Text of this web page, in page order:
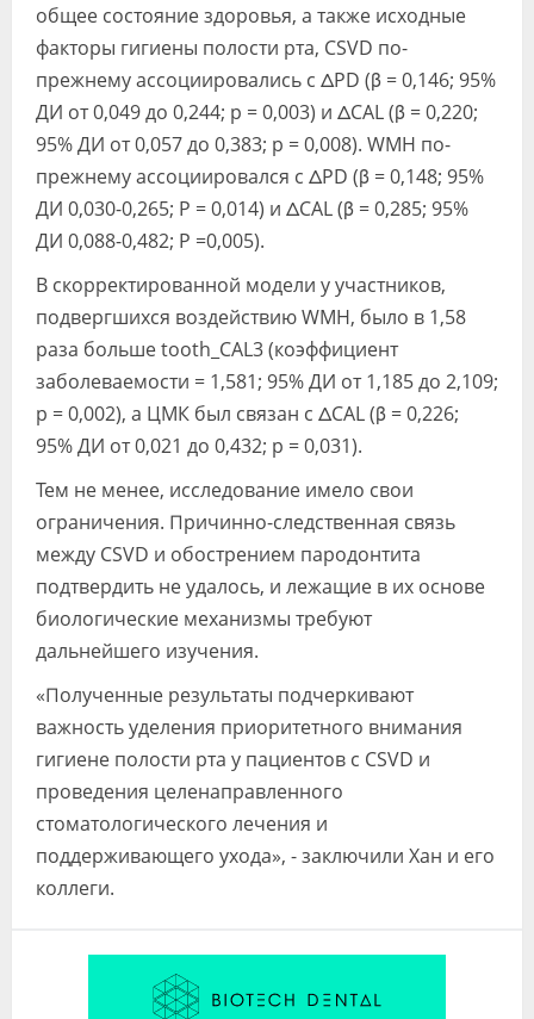
общее состояние здоровья, а также исходные
факторы гигиены полости рта, CSVD по-
прежнему ассоциировались с ΔPD (β = 0,146; 95%
ДИ от 0,049 до 0,244; p = 0,003) и ΔCAL (β = 0,220;
95% ДИ от 0,057 до 0,383; p = 0,008). WMH по-
прежнему ассоциировался с ΔPD (β = 0,148; 95%
ДИ 0,030-0,265; P = 0,014) и ΔCAL (β = 0,285; 95%
ДИ 0,088-0,482; P =0,005).
В скорректированной модели у участников,
подвергшихся воздействию WMH, было в 1,58
раза больше tooth_CAL3 (коэффициент
заболеваемости = 1,581; 95% ДИ от 1,185 до 2,109;
p = 0,002), а ЦМК был связан с ΔCAL (β = 0,226;
95% ДИ от 0,021 до 0,432; p = 0,031).
Тем не менее, исследование имело свои
ограничения. Причинно-следственная связь
между CSVD и обострением пародонтита
подтвердить не удалось, и лежащие в их основе
биологические механизмы требуют
дальнейшего изучения.
«Полученные результаты подчеркивают
важность уделения приоритетного внимания
гигиене полости рта у пациентов с CSVD и
проведения целенаправленного
стоматологического лечения и
поддерживающего ухода», - заключили Хан и его
коллеги.